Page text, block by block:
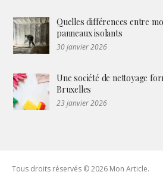
Quelles différences entre
panneaux isolants
30 janvier 2026
Une société de nettoyage
Bruxelles
23 janvier 2026
Tous droits réservés © 2026 Mon Article.